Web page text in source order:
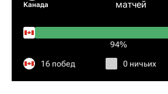
Канада матчей
94%
16 побед 0 ничьих